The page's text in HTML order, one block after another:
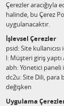
Çerezler aracığıyla
halinde, bu Çerez
uygulanacaktır.
İşlevsel Çerezler
psid: Site
l: Müşteri giriş
abh: Yönetici paneli
dc2u: Site Dili, para
değişken
Uygulama